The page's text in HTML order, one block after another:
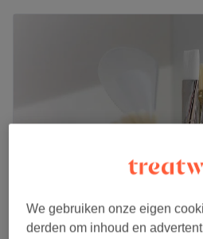
De sfeer in Skincare Beauty Bar
Het team: 7 jaar ervaring; het
personen en stagiaires.
We gebruiken onze eigen
derden om inhoud en